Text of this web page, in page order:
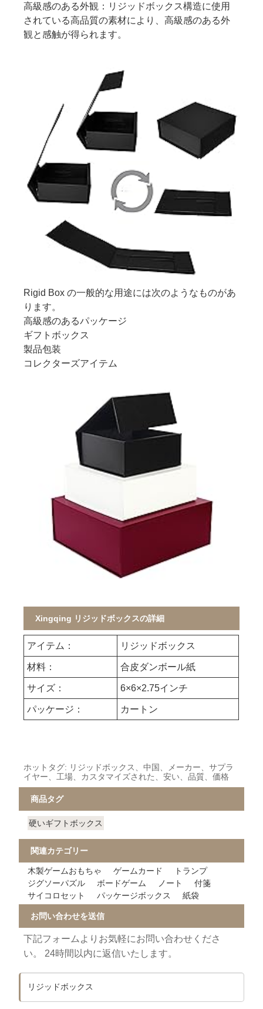
高級感のある外観：リジッドボックス構造に使用
されている高品質の素材により、高級感のある外
観と感触が得られます。
Rigid Box の一般的な用途には次のようなものがあ
ります。
高級感のあるパッケージ
ギフトボックス
製品包装
コレクターズアイテム
Xingqing リジッドボックスの詳細
アイテム： リジッドボックス
材料： 合皮ダンボール紙
サイズ： 6×6×2.75インチ
パッケージ： カートン
ホットタグ: リジッドボックス、中国、メーカー、サプラ
イヤー、工場、カスタマイズされた、安い、品質、価格
商品タグ
硬いギフトボックス
関連カテゴリー
木製ゲームおもちゃ ゲームカード
トランプ
ジグソーパズル
ボードゲーム ノート
付箋
サイコロセット
パッケージボックス 紙袋
お問い合わせを送信
下記フォームよりお気軽にお問い合わせくださ
い。 24時間以内に返信いたします。